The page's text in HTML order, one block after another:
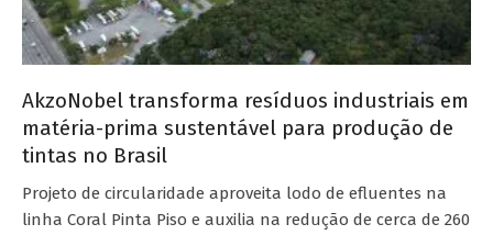
AkzoNobel transforma resíduos industriais em
matéria-prima sustentável para produção de
tintas no Brasil
Projeto de circularidade aproveita lodo de efluentes na
linha Coral Pinta Piso e auxilia na redução de cerca de 260